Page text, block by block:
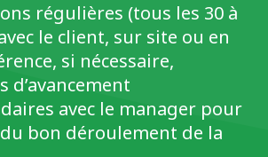
régulières (tous les 30 à
le client, sur site ou en
si nécessaire,
d’avancement
avec le manager pour
du bon déroulement de la